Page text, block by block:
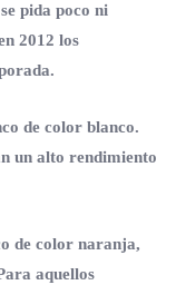
pida poco ni
2012 los
de color blanco.
un alto rendimiento
de color naranja,
aquellos